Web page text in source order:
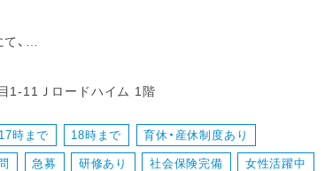
、
える調理業務全般をお願いします。
るような食育イベントの企画・実施
などの環境整備
1-11Ｊロードハイム 1階
17時まで 18時まで 育休・産休制度あり
急募 研修あり 社会保険完備 女性活躍中